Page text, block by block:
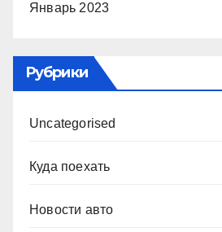
Январь 2023
Рубрики
Uncategorised
Куда поехать
Новости авто